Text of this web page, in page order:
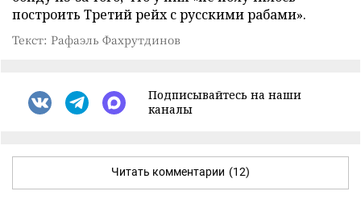
построить Третий рейх с русскими рабами».
Текст: Рафаэль Фахрутдинов
Подписывайтесь на наши
каналы
Читать комментарии (12)